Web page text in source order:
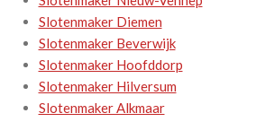
Slotenmaker Diemen
Slotenmaker Beverwijk
Slotenmaker Hoofddorp
Slotenmaker Hilversum
Slotenmaker Alkmaar